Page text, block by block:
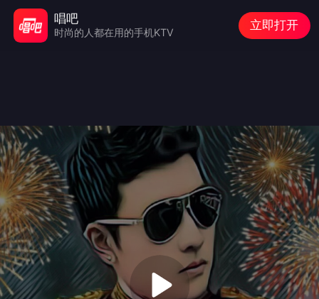
唱吧
时尚的人都在用的手机KTV
立即打开